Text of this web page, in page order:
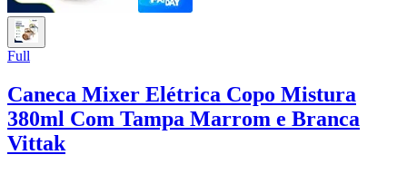
Full
Caneca Mixer Elétrica Copo Mistura
380ml Com Tampa Marrom e Branca
Vittak